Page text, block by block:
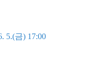
5.(금) 17:00